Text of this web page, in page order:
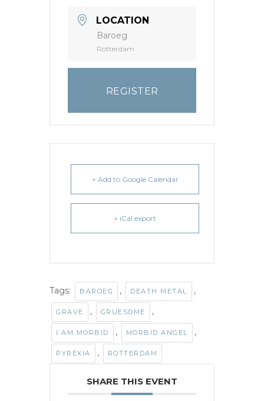
LOCATION
Baroeg
Rotterdam
REGISTER
+ Add to Google Calendar
+ iCal export
Tags: BAROEG , DEATH METAL ,
GRAVE , GRUESOME ,
I AM MORBID , MORBID ANGEL ,
PYREXIA , ROTTERDAM
SHARE THIS EVENT